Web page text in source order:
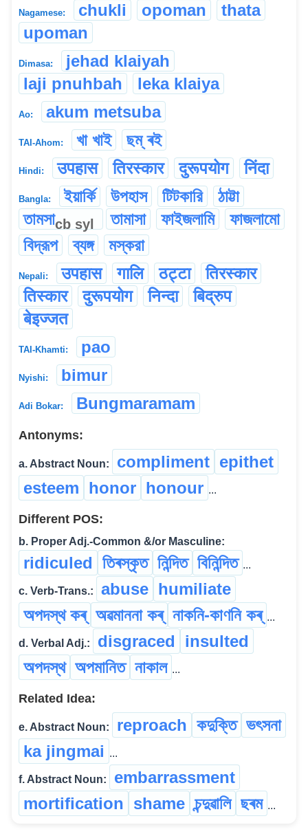
Nagamese: chukli opoman
thata
upoman
Dimasa:
jehad klaiyah
laji pnuhbah
leka klaiya
Ao: akum metsuba
TAI-Ahom: খা খাই ছম্ ৰই
Hindi: उपहास तिरस्कार दुरूपयोग निंदा
Bangla: ইয়ার্কি উপহাস টিটকারি
ঠাট্টা
তামসাcb syl তামাসা ফাইজলামি
ফাজলামো
বিদ্রূপ
ব্যঙ্গ মস্করা
Nepali: उपहास गालि ठट्टा
तिरस्कार
तिस्कार
दुरूपयोग निन्दा
बिद्रुप
बेइज्जत
TAI-Khamti: pao
Nyishi: bimur
Adi Bokar: Bungmaramam
Antonyms:
a. Abstract Noun: compliment epithet
esteem honor honour ...
Different POS:
b. Proper Adj.-Common &/or Masculine:
ridiculed তিৰস্কৃত নিন্দিত বিনিন্দিত ...
c. Verb-Trans.: abuse humiliate
অপদস্থ কৰ্ অৱমাননা কৰ্ নাকনি-কাণনি কৰ্ ...
d. Verbal Adj.: disgraced
insulted
অপদস্থ অপমানিত নাকাল ...
Related Idea:
e. Abstract Noun: reproach কদুক্তি ভৎসনা
ka jingmai ...
f. Abstract Noun:
embarrassment
mortification shame চন্দুৱালি ছৰম ...